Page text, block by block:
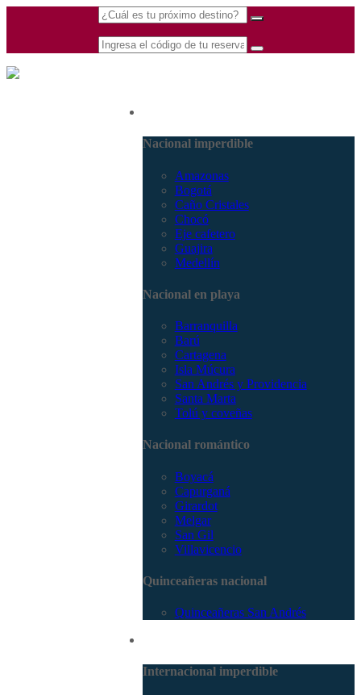
Nacional imperdible
Amazonas
Bogotá
Caño Cristales
Chocó
Eje cafetero
Guajira
Medellín
Nacional en playa
Barranquilla
Barú
Cartagena
Isla Múcura
San Andrés y Providencia
Santa Marta
Tolú y coveñas
Nacional romántico
Boyacá
Capurganá
Girardot
Melgar
San Gil
Villavicencio
Quinceañeras nacional
Quinceañeras San Andrés
Internacional imperdible